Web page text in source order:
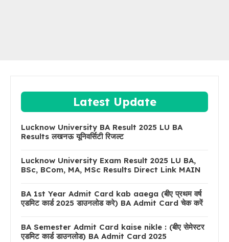
Latest Update
Lucknow University BA Result 2025 LU BA
Results लखनऊ यूनिवर्सिटी रिजल्ट
Lucknow University Exam Result 2025 LU BA,
BSc, BCom, MA, MSc Results Direct Link MAIN
BA 1st Year Admit Card kab aaega (बीए प्रथम वर्ष
एडमिट कार्ड 2025 डाउनलोड करे) BA Admit Card चेक करें
BA Semester Admit Card kaise nikle : (बीए सेमेस्टर
एडमिट कार्ड डाउनलोड) BA Admit Card 2025